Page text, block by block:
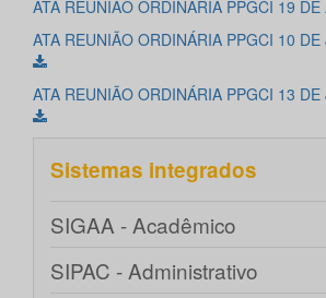
ATA REUNIÃO ORDINÁRIA PPGCI 19 DE
ATA REUNIÃO ORDINÁRIA PPGCI 10
ATA REUNIÃO ORDINÁRIA PPGCI 13
Sistemas integrados
SIGAA - Acadêmico
SIPAC - Administrativo